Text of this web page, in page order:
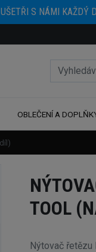
S NÁMI KAŽDÝ
OBLEČENÍ A
TOOL
Nýtovač řetězu